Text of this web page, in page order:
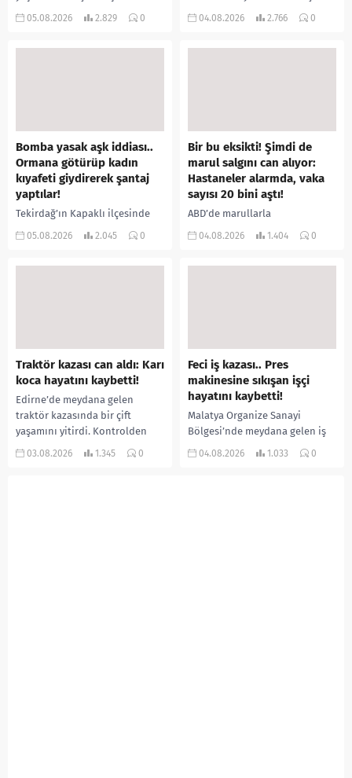
bitti. İddiaya göre, uzun süredir
05.08.2026 2.829 0
camiye gelen bir vatandaş,
04.08.2026 2.766 0
Bomba yasak aşk iddiası..
Ormana götürüp kadın
kıyafeti giydirerek şantaj
yaptılar!
Tekirdağ’ın Kapaklı ilçesinde
bir kişiyi, arkadaşının eşiyle
05.08.2026 2.045 0
Bir bu eksikti! Şimdi de
marul salgını can alıyor:
Hastaneler alarmda, vaka
sayısı 20 bini aştı!
ABD’de marullarla
ilişkilendirilen siklospora
04.08.2026 1.404 0
Traktör kazası can aldı: Karı
koca hayatını kaybetti!
Edirne’de meydana gelen
traktör kazasında bir çift
yaşamını yitirdi. Kontrolden
çıkarak devrilen traktörün
03.08.2026 1.345 0
Feci iş kazası.. Pres
makinesine sıkışan işçi
hayatını kaybetti!
Malatya Organize Sanayi
Bölgesi’nde meydana gelen iş
kazasında, pres makinesine
04.08.2026 1.033 0